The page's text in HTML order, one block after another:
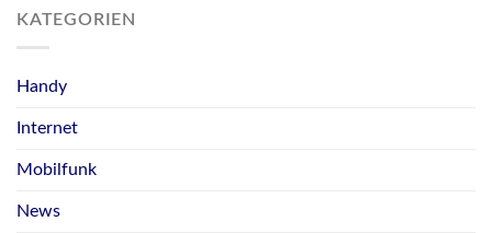
KATEGORIEN
Handy
Internet
Mobilfunk
News